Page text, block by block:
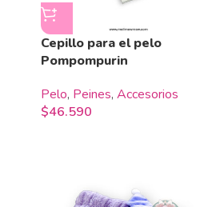
Cepillo para el pelo
Pompompurin
Pelo, Peines, Accesorios
$46.590